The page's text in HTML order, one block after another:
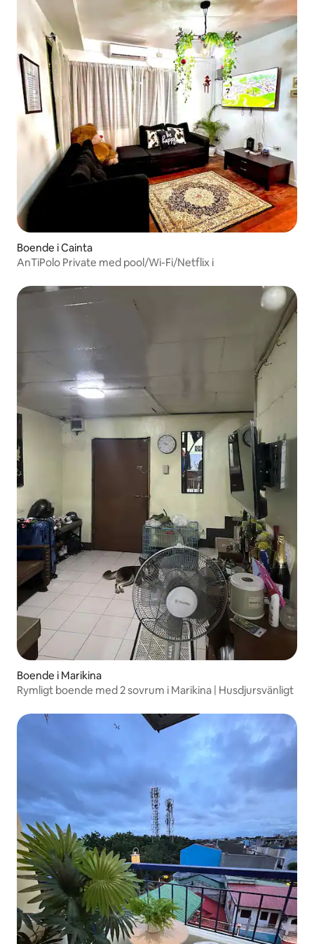
Boende i Cainta
AnTiPolo Private med pool/Wi-Fi/Netflix i
Boende i Marikina
Rymligt boende med 2 sovrum i Marikina | Husdjursvänligt